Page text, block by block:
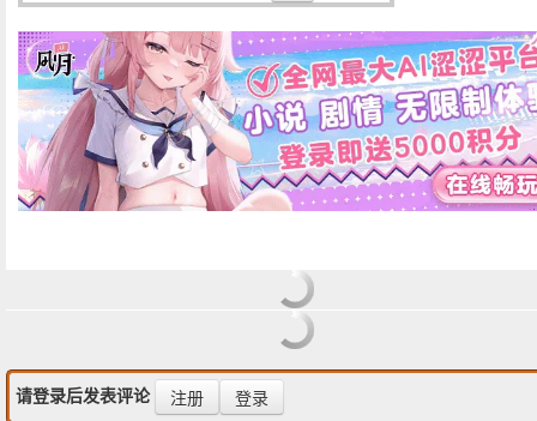
请登录后发表评论 注册 登录